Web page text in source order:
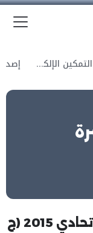
نشرة التمكين الإلكترونية
انتخابات المجلس الوطني الاتحادي 2015 (ج